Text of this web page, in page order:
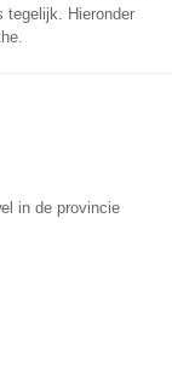
tegelijk. Hieronder
in de provincie